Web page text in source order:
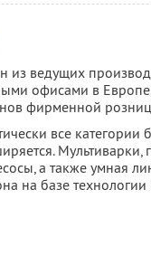
из ведущих
офисами в
фирменной
все категории
Мультиварки,
а также умная
на базе технологии